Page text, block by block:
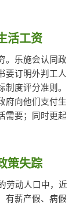
活工资
。乐施会认同政
要订明外判工人
度评分准则。
府向他们支付生
需要；同时更起
策失踪
劳动人口中，近
有薪产假、病假